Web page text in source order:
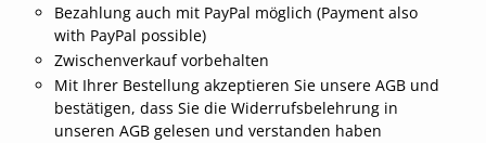
Bezahlung auch mit PayPal möglich (Payment also
with PayPal possible)
Zwischenverkauf vorbehalten
Mit Ihrer Bestellung akzeptieren Sie unsere AGB und
bestätigen, dass Sie die Widerrufsbelehrung in
unseren AGB gelesen und verstanden haben